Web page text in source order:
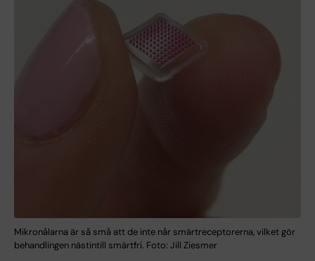
Mikronålarna är så små att de inte når smärtreceptorerna, vilket gör
behandlingen nästintill smärtfri. Foto: Jill Ziesmer